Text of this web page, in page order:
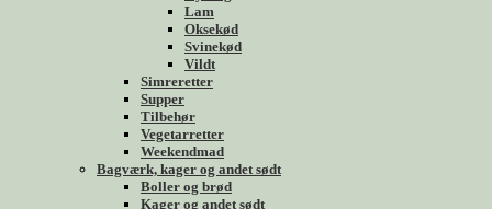
Lam
Oksekød
Svinekød
Vildt
Simreretter
Supper
Tilbehør
Vegetarretter
Weekendmad
Bagværk, kager og andet sødt
Boller og brød
Kager og andet sødt